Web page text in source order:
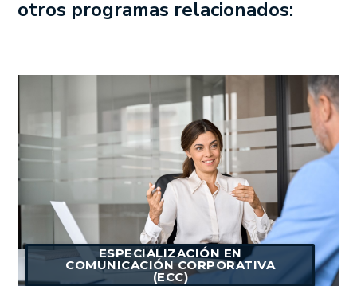
otros programas relacionados:
ESPECIALIZACIÓN EN
COMUNICACIÓN CORPORATIVA
(ECC)